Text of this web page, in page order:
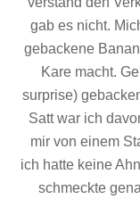
gab es nicht.
gebackene
Kare macht.
surprise)
Satt war ich
mir von einem
ich hatte keine
schmeckte